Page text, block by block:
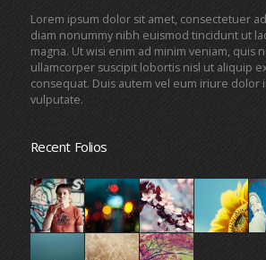
Lorem ipsum dolor sit amet, consectetuer
diam nonummy nibh euismod tincidunt ut
magna. Ut wisi enim ad minim veniam, quis
ullamcorper suscipit lobortis nisl ut aliquip
consequat. Duis autem vel eum iriure dolor
vulputate.
Recent Folios